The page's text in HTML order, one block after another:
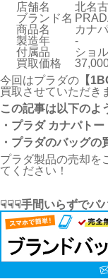
店舗名
北名
ブランド名
商品名
カナ
製造年
-
付属品
ショ
買取価格
今回はプラダの 【
買取させていただき
こ の記事は以下のよ
・プラダ カナパト
・プラダのバッグ
プラダ製品の売却を
てください！
☟☟☟手間いらずでパ